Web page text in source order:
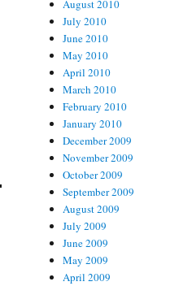
August 2010
July 2010
June 2010
May 2010
April 2010
March 2010
February 2010
January 2010
December 2009
November 2009
October 2009
September 2009
August 2009
July 2009
June 2009
May 2009
April 2009